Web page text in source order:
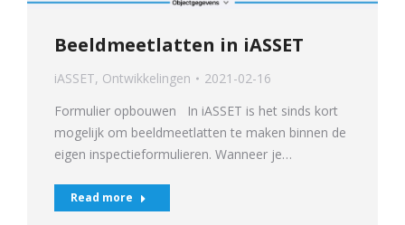
Beeldmeetlatten in iASSET
iASSET, Ontwikkelingen
2021-02-16
Formulier opbouwen In iASSET is het sinds kort
mogelijk om beeldmeetlatten te maken binnen de
eigen inspectieformulieren. Wanneer je…
Read more